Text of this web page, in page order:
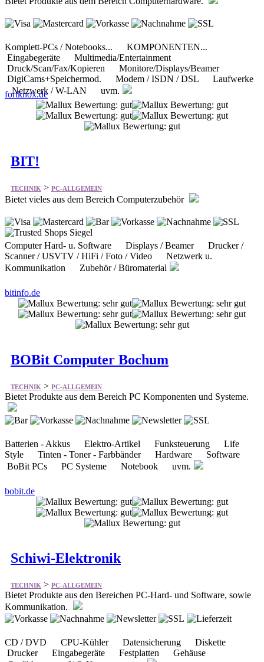
Komplett-PCs / Notebooks... KOMPONENTEN...
Eingabegeräte Multimedia/Entertainment
Druck/Scan/Fax/Kopieren Monitore/Displays/Beamer
DigiCams+Speichermod. Modem / ISDN / DSL Laufwerke
Netzwerk / W-LAN uvm.
fortknox.de
BIT!
TECHNIK > PC-ALLGEMEIN
Bietet vieles aus dem Bereich Computerzubehör
Computer Hard- u. Software Displays / Beamer Drucker /
Scanner / USVTV / HiFi / Foto / Video Netzwerk u.
Kommunikation Zubehör / Büromaterial
bitinfo.de
BOBit Computer Bochum
TECHNIK > PC-ALLGEMEIN
Bietet Produkte aus dem Bereich PC Komponenten und Systeme.
Batterien - Akkus Elektro-Artikel Funksteuerung Life
Style Tinten - Toner - Farbbänder Hardware Software
BoBit PCs PC Systeme Notebook uvm.
bobit.de
Schiwi-Elektronik
TECHNIK > PC-ALLGEMEIN
Bietet Produkte aus den Bereichen PC-Hard- und Software, sowie
Kommunikation.
CD / DVD CPU-Kühler Datensicherung Diskette
Drucker Eingabegeräte Festplatten Gehäuse